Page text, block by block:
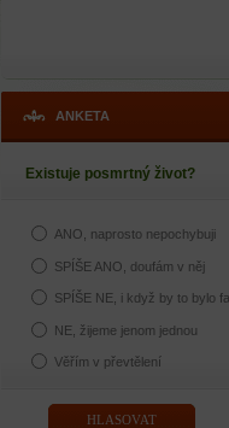
ANKETA
Existuje posmrtný život?
ANO, naprosto nepochybuji
SPÍŠE ANO, doufám v něj
SPÍŠE NE, i když by to bylo
NE, žijeme jenom jednou
Věřím v převtělení